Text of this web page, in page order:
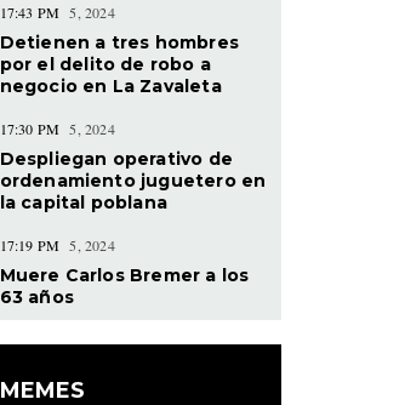
17:43 PM 5, 2024
Detienen a tres hombres
por el delito de robo a
negocio en La Zavaleta
17:30 PM 5, 2024
Despliegan operativo de
ordenamiento juguetero en
la capital poblana
17:19 PM 5, 2024
Muere Carlos Bremer a los
63 años
MEMES